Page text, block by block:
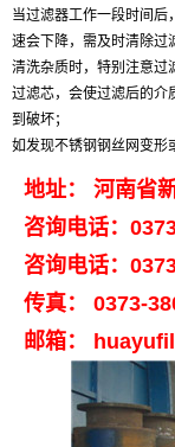
当过滤器工作一段时间后
速会下降，需及时清除过
清洗杂质时，特别注意过
过滤芯，会使过滤后的介
到破坏；
如发现不锈钢钢丝网变形
地址：
河南省
咨询电话：
咨询电话：
传真： 0373-
邮箱：